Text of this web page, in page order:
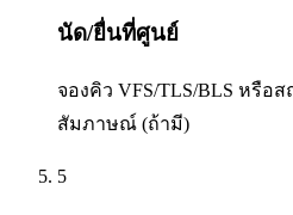
นัด/ยื่นที่ศูนย์
จองคิว VFS/TLS/BLS หรือ
สัมภาษณ์ (ถ้ามี)
5